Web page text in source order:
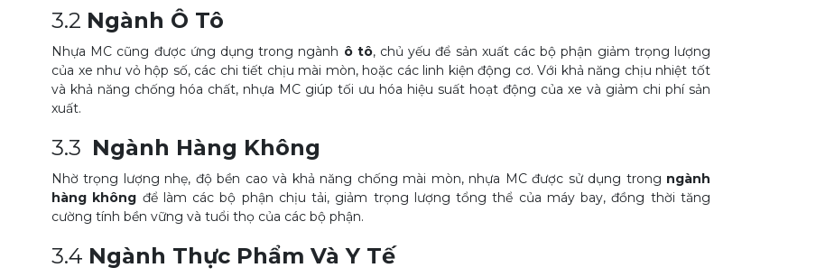
3.2 Ngành Ô Tô
Nhựa MC cũng được ứng dụng trong ngành ô tô, chủ yếu để sản xuất các bộ phận giảm trọng lượng
của xe như vỏ hộp số, các chi tiết chịu mài mòn, hoặc các linh kiện động cơ. Với khả năng chịu nhiệt tốt
và khả năng chống hóa chất, nhựa MC giúp tối ưu hóa hiệu suất hoạt động của xe và giảm chi phí sản
xuất.
3.3 Ngành Hàng Không
Nhờ trọng lượng nhẹ, độ bền cao và khả năng chống mài mòn, nhựa MC được sử dụng trong ngành
hàng không để làm các bộ phận chịu tải, giảm trọng lượng tổng thể của máy bay, đồng thời tăng
cường tính bền vững và tuổi thọ của các bộ phận.
3.4 Ngành Thực Phẩm Và Y Tế